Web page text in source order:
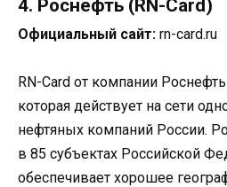
4. Роснефть (RN-Card)
Официальный сайт: rn-card.ru
RN-Card от компании
которая действует на сети
нефтяных компаний России.
в 85 субъектах Российской
обеспечивает хорошее